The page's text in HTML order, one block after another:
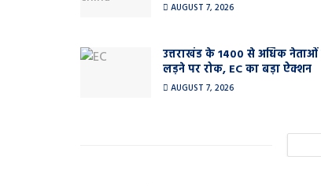
AUGUST 7, 2026
उत्तराखंड के 1400 से अधिक नेताओं
लड़ने पर रोक, EC का बड़ा ऐक्शन
AUGUST 7, 2026